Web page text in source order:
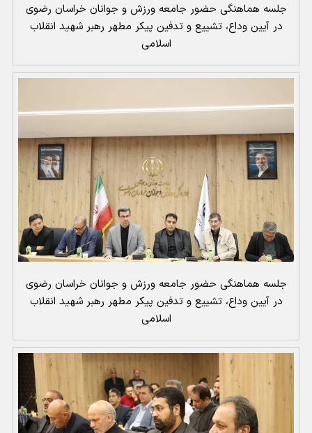
جلسه هماهنگی حضور جامعه ورزش و جوانان خراسان رضوی
در آیین وداع، تشییع و تدفین پیکر مطهر رهبر شهید انقلاب
اسلامی
جلسه هماهنگی حضور جامعه ورزش و جوانان خراسان رضوی
در آیین وداع، تشییع و تدفین پیکر مطهر رهبر شهید انقلاب
اسلامی